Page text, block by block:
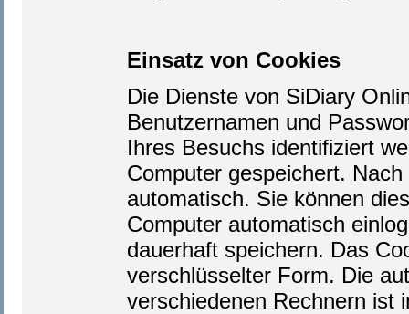
Einsatz von Cookies
Die Dienste von SiDiary
Benutzernamen und
Ihres Besuchs identifiziert
Computer gespeichert.
automatisch. Sie können
Computer automatisch
dauerhaft speichern. Das
verschlüsselter Form. Die
verschiedenen Rechnern ist